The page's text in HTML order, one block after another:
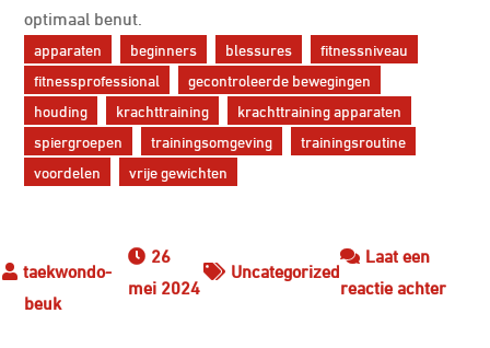
optimaal benut.
apparaten beginners blessures
fitnessniveau
fitnessprofessional
gecontroleerde bewegingen
houding
krachttraining
krachttraining apparaten
spiergroepen
trainingsomgeving
trainingsroutine
voordelen
vrije gewichten
26
mei 2024
Uncategorized
Laat een
reactie achterop